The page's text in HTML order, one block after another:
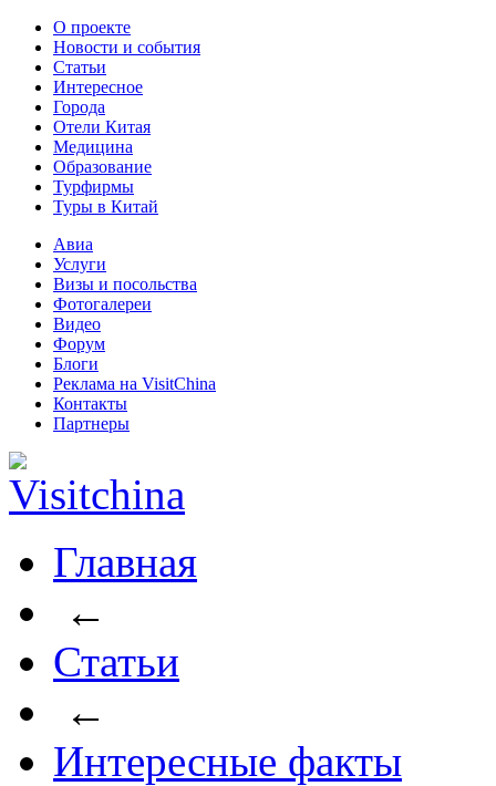
О проекте
Новости и события
Статьи
Интересное
Города
Отели Китая
Медицина
Образование
Турфирмы
Туры в Китай
Авиа
Услуги
Визы и посольства
Фотогалереи
Видео
Форум
Блоги
Реклама на VisitChina
Контакты
Партнеры
Главная
←
Статьи
←
Интересные факты